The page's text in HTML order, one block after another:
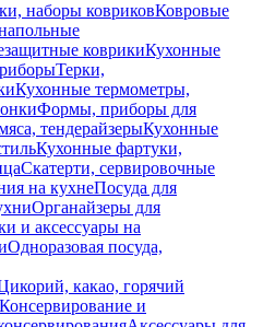
наборы ковриковКовровые
коврикиКухонные
Терки,
Кухонные термометры,
Формы, приборы для
тендерайзерыКухонные
Кухонные фартуки,
Скатерти, сервировочные
на кухнеПосуда для
Органайзеры для
и аксессуары на
Одноразовая посуда,
какао, горячий
Консервирование и